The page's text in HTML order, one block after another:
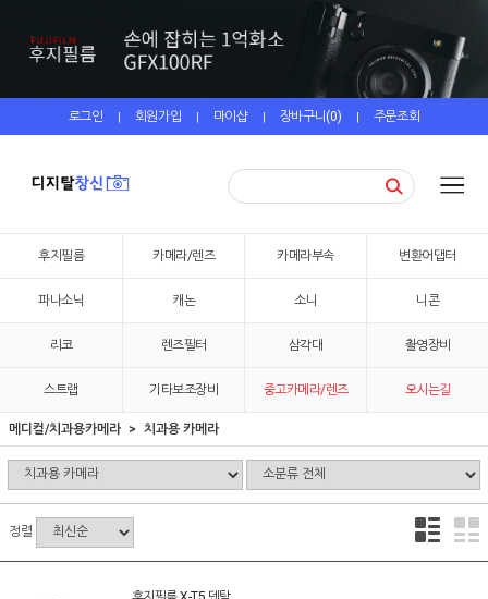
로그인 | 회원가입 | 마이샵 | 장바구니(0) | 주문조회
후지필름 카메라/렌즈 카메라부속 변환어댑터
파나소닉 캐논 소니 니콘
리코 렌즈필터 삼각대 촬영장비
스트랩 기타보조장비 중고카메라/렌즈 오시는길
메디컬/치과용카메라 치과용 카메라
정렬